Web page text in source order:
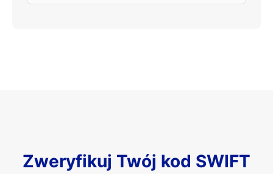
Zweryfikuj Twój kod SWIFT